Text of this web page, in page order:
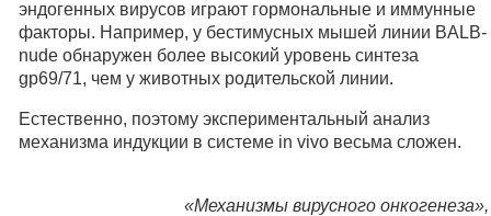
эндогенных вирусов играют гормональные и иммунные
факторы. Например, у бестимусных мышей линии BALB-
nude обнаружен более высокий уровень синтеза
gp69/71, чем у животных родительской линии.
Естественно, поэтому экспериментальный анализ
механизма индукции в системе in vivo весьма сложен.
«Механизмы вирусного онкогенеза»,